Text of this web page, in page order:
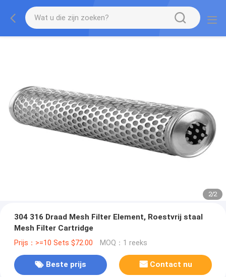
2/2
304 316 Draad Mesh Filter Element, Roestvrij staal
Mesh Filter Cartridge
Prijs：>=10 Sets $72.00 MOQ：1 reeks
Beste prijs Contact nu